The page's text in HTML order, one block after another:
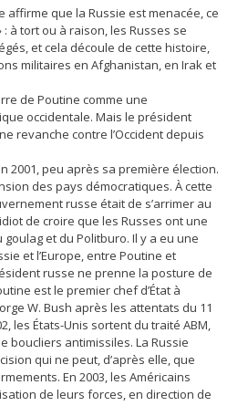
affirme que la Russie est menacée, ce
: à tort ou à raison, les Russes se
et cela découle de cette histoire,
militaires en Afghanistan, en Irak et
de Poutine comme une
occidentale. Mais le président
revanche contre l’Occident depuis
2001, peu après sa première élection.
des pays démocratiques. À cette
russe était de s’arrimer au
de croire que les Russes ont une
et du Politburo. Il y a eu une
et l’Europe, entre Poutine et
russe ne prenne la posture de
est le premier chef d’État à
W. Bush après les attentats du 11
les États-Unis sortent du traité ABM,
boucliers antimissiles. La Russie
qui ne peut, d’après elle, que
En 2003, les Américains
de leurs forces, en direction de